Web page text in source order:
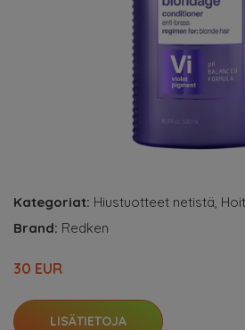
Kategoriat: Hiustuotteet netistä,
Brand: Redken
30 EUR
LISÄTIETOJA